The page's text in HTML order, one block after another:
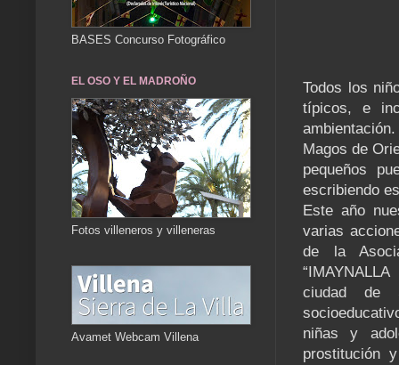
Todos los
típicos, e
Magos de
pequeños
escribiendo
Este año
varias
de la
ciudad de
niñas y
prostitución
BASES Concurso Fotográfico
EL OSO Y EL MADROÑO
Fotos villeneros y villeneras
Avamet Webcam Villena